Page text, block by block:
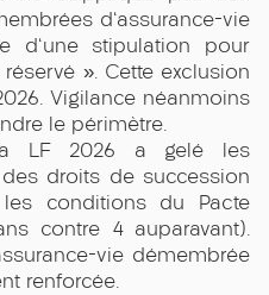
d'assurance-vie
d'une stipulation pour
». Cette exclusion
Vigilance néanmoins
le périmètre.
LF 2026 a gelé les
droits de succession
conditions du Pacte
contre 4 auparavant).
vie démembrée
renforcée.